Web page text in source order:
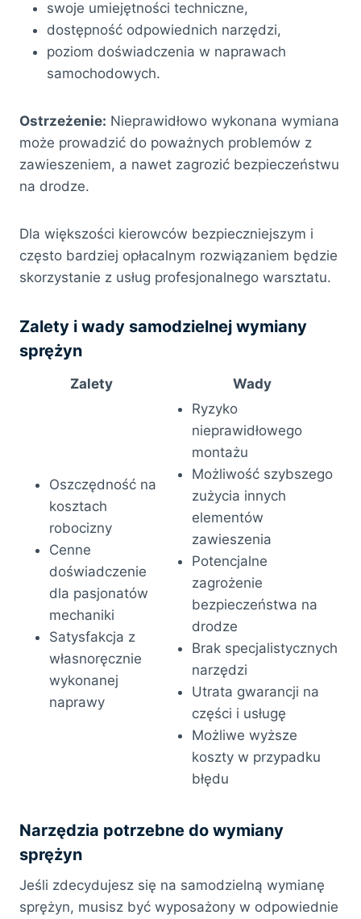
swoje umiejętności techniczne,
dostępność odpowiednich narzędzi,
poziom doświadczenia w naprawach
samochodowych.
Ostrzeżenie: Nieprawidłowo wykonana wymiana
może prowadzić do poważnych problemów z
zawieszeniem, a nawet zagrozić bezpieczeństwu
na drodze.
Dla większości kierowców bezpieczniejszym i
często bardziej opłacalnym rozwiązaniem będzie
skorzystanie z usług profesjonalnego warsztatu.
Zalety i wady samodzielnej wymiany
sprężyn
Zalety Wady
Oszczędność na
kosztach
robocizny
Cenne
doświadczenie
dla pasjonatów
mechaniki
Satysfakcja z
własnoręcznie
wykonanej
naprawy
Ryzyko
nieprawidłowego
montażu
Możliwość szybszego
zużycia innych
elementów
zawieszenia
Potencjalne
zagrożenie
bezpieczeństwa na
drodze
Brak specjalistycznych
narzędzi
Utrata gwarancji na
części i usługę
Możliwe wyższe
koszty w przypadku
błędu
Narzędzia potrzebne do wymiany
sprężyn
Jeśli zdecydujesz się na samodzielną wymianę
sprężyn, musisz być wyposażony w odpowiednie